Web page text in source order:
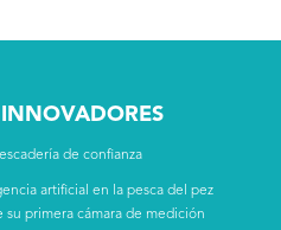
INNOVADORES
de confianza
artificial en la pesca del pez
su primera cámara de medición